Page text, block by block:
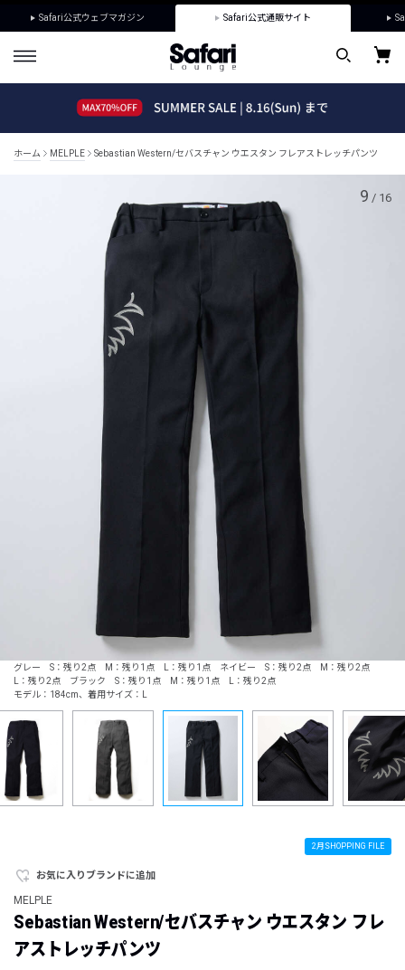
Safari公式ウェブマガジン Safari公式通販サイト
ホーム MELPLE Sebastian Western/セバスチャン ウエスタン フレアストレッチパンツ
グレー S：残り2点 M：残り1点 L：残り1点 ネイビー S：残り2点 M：残り2点
L：残り2点 ブラック S：残り1点 M：残り1点 L：残り2点
モデル：184cm、着用サイズ：L
9 / 16
2月SHOPPING FILE
お気に入りブランドに追加
MELPLE
Sebastian Western/セバスチャン ウエスタン フレ
アストレッチパンツ